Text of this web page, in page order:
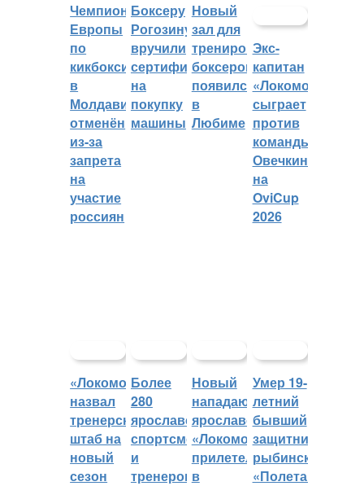
Чемпионат
Европы
по
кикбоксингу
в
Молдавии
отменён
из-за
запрета
на
участие
россиян
Боксеру
Рогозину
вручили
сертификат
на
покупку
машины
Новый
зал для
тренировок
боксеров
появился
в
Любиме
Экс-
капитан
«Локомотива»
сыграет
против
команды
Овечкина
на
OviCup
2026
«Локомотив»
назвал
тренерский
штаб на
новый
сезон
Более
280
ярославских
спортсменов
и
тренеров
Новый
нападающий
ярославского
«Локомотива»
прилетел
в
Умер 19-
летний
бывший
защитник
рыбинского
«Полета»